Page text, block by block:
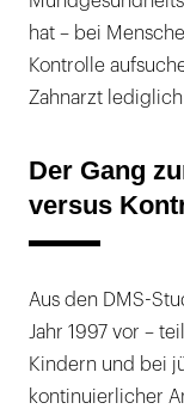
hat – bei
Kontrolle
Zahnarzt
Der Gang
versus
Aus den DMS-
Jahr 1997 vor –
Kindern und bei
kontinuierlicher